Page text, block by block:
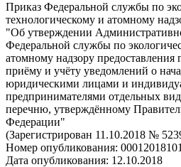
Приказ Федеральной службы по
технологическому и атомному
"Об утверждении
Федеральной службы по
атомному надзору предоставления
приёму и учёту уведомлений о
юридическими лицами и
предпринимателями отдельных
перечню, утверждённому
Федерации"
(Зарегистрирован 11.10.2018 №
Номер опубликования:
Дата опубликования: 12.10.2018